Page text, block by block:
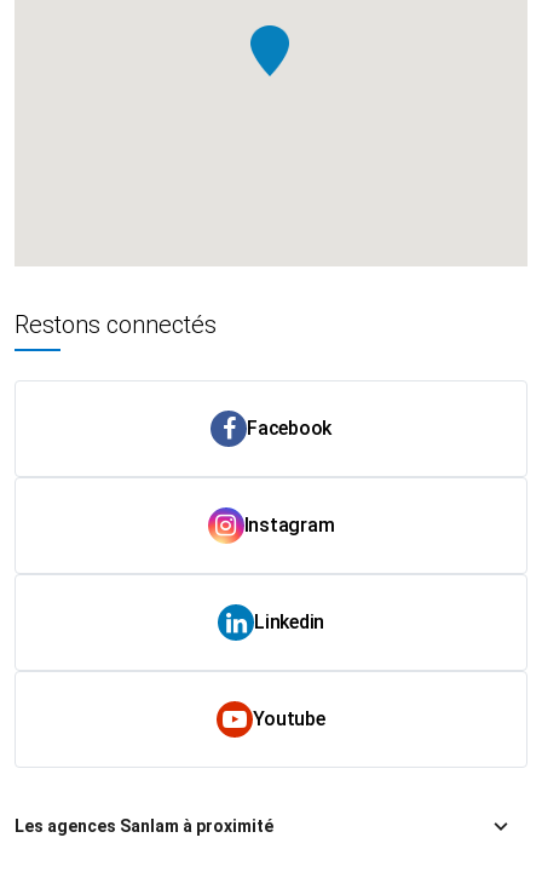
Restons connectés
Facebook
Instagram
Linkedin
Youtube
Les agences Sanlam à proximité